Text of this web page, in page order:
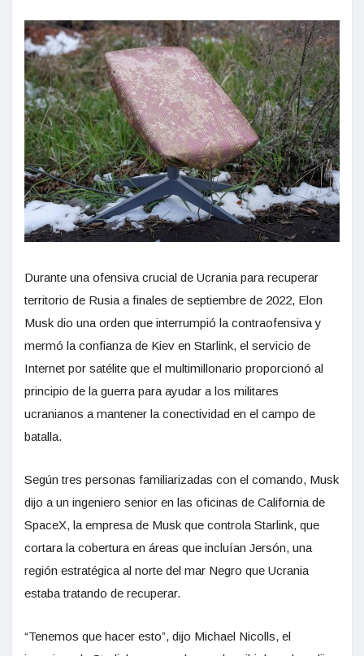
Durante una ofensiva crucial de Ucrania para recuperar
territorio de Rusia a finales de septiembre de 2022, Elon
Musk dio una orden que interrumpió la contraofensiva y
mermó la confianza de Kiev en Starlink, el servicio de
Internet por satélite que el multimillonario proporcionó al
principio de la guerra para ayudar a los militares
ucranianos a mantener la conectividad en el campo de
batalla.
Según tres personas familiarizadas con el comando, Musk
dijo a un ingeniero senior en las oficinas de California de
SpaceX, la empresa de Musk que controla Starlink, que
cortara la cobertura en áreas que incluían Jersón, una
región estratégica al norte del mar Negro que Ucrania
estaba tratando de recuperar.
“Tenemos que hacer esto”, dijo Michael Nicolls, el